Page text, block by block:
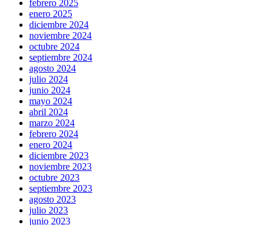
febrero 2025
enero 2025
diciembre 2024
noviembre 2024
octubre 2024
septiembre 2024
agosto 2024
julio 2024
junio 2024
mayo 2024
abril 2024
marzo 2024
febrero 2024
enero 2024
diciembre 2023
noviembre 2023
octubre 2023
septiembre 2023
agosto 2023
julio 2023
junio 2023